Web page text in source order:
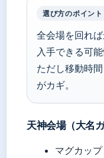
選び方のポイント
全会場を回れ
入手できる可能
ただし移動時
がカギ。
天神会場（大名
マグカッ